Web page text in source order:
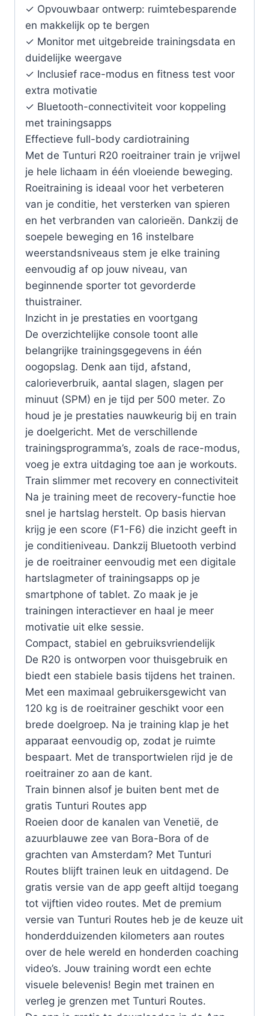
✓ Opvouwbaar ontwerp: ruimtebesparende
en makkelijk op te bergen
✓ Monitor met uitgebreide trainingsdata en
duidelijke weergave
✓ Inclusief race-modus en fitness test voor
extra motivatie
✓ Bluetooth-connectiviteit voor koppeling
met trainingsapps
Effectieve full-body cardiotraining
Met de Tunturi R20 roeitrainer train je vrijwel
je hele lichaam in één vloeiende beweging.
Roeitraining is ideaal voor het verbeteren
van je conditie, het versterken van spieren
en het verbranden van calorieën. Dankzij de
soepele beweging en 16 instelbare
weerstandsniveaus stem je elke training
eenvoudig af op jouw niveau, van
beginnende sporter tot gevorderde
thuistrainer.
Inzicht in je prestaties en voortgang
De overzichtelijke console toont alle
belangrijke trainingsgegevens in één
oogopslag. Denk aan tijd, afstand,
calorieverbruik, aantal slagen, slagen per
minuut (SPM) en je tijd per 500 meter. Zo
houd je je prestaties nauwkeurig bij en train
je doelgericht. Met de verschillende
trainingsprogramma’s, zoals de race-modus,
voeg je extra uitdaging toe aan je workouts.
Train slimmer met recovery en connectiviteit
Na je training meet de recovery-functie hoe
snel je hartslag herstelt. Op basis hiervan
krijg je een score (F1-F6) die inzicht geeft in
je conditieniveau. Dankzij Bluetooth verbind
je de roeitrainer eenvoudig met een digitale
hartslagmeter of trainingsapps op je
smartphone of tablet. Zo maak je je
trainingen interactiever en haal je meer
motivatie uit elke sessie.
Compact, stabiel en gebruiksvriendelijk
De R20 is ontworpen voor thuisgebruik en
biedt een stabiele basis tijdens het trainen.
Met een maximaal gebruikersgewicht van
120 kg is de roeitrainer geschikt voor een
brede doelgroep. Na je training klap je het
apparaat eenvoudig op, zodat je ruimte
bespaart. Met de transportwielen rijd je de
roeitrainer zo aan de kant.
Train binnen alsof je buiten bent met de
gratis Tunturi Routes app
Roeien door de kanalen van Venetië, de
azuurblauwe zee van Bora-Bora of de
grachten van Amsterdam? Met Tunturi
Routes blijft trainen leuk en uitdagend. De
gratis versie van de app geeft altijd toegang
tot vijftien video routes. Met de premium
versie van Tunturi Routes heb je de keuze uit
honderdduizenden kilometers aan routes
over de hele wereld en honderden coaching
video’s. Jouw training wordt een echte
visuele belevenis! Begin met trainen en
verleg je grenzen met Tunturi Routes.